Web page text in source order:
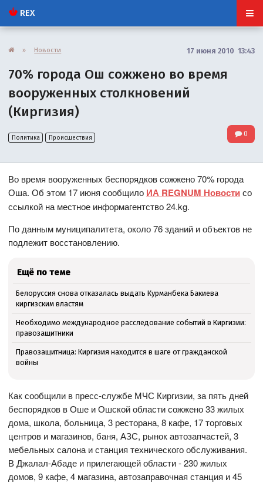
REX
» Новости 17 июня 2010 13:43
70% города Ош сожжено во время
вооруженных столкновений
(Киргизия)
Политика Происшествия 0
Во время вооруженных беспорядков сожжено 70% города
Оша. Об этом 17 июня сообщило ИА REGNUM Новостисо
ссылкой на местное информагентство 24.kg.
По данным муниципалитета, около 76 зданий и объектов не
подлежит восстановлению.
Ещё по теме
Белоруссия снова отказалась выдать Курманбека Бакиева
киргизским властям
Необходимо международное расследование событий в Киргизии:
правозащитники
Правозащитница: Киргизия находится в шаге от гражданской
войны
Как сообщили в пресс-службе МЧС Киргизии, за пять дней
беспорядков в Оше и Ошской области сожжено 33 жилых
дома, школа, больница, 3 ресторана, 8 кафе, 17 торговых
центров и магазинов, баня, АЗС, рынок автозапчастей, 3
мебельных салона и станция технического обслуживания.
В Джалал-Абаде и прилегающей области - 230 жилых
домов, 9 кафе, 4 магазина, автозаправочная станция и 45